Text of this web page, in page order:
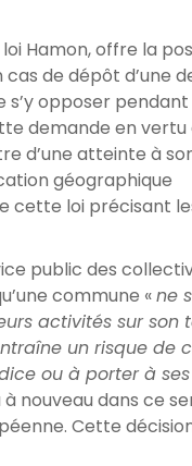
Hamon, offre la
de dépôt d’une
opposer pendant
demande en vertu
d’une atteinte à
géographique
cette loi précisant
public des
commune «ne
activités sur son
un risque de
ou à porter à ses
nouveau dans ce
Cette